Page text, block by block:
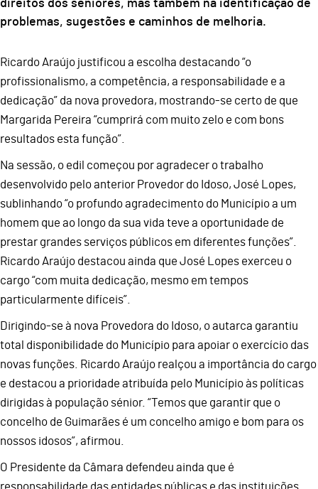
direitos dos seniores, mas também na identificação de
problemas, sugestões e caminhos de melhoria.
Ricardo Araújo justificou a escolha destacando “o
profissionalismo, a competência, a responsabilidade e a
dedicação” da nova provedora, mostrando-se certo de que
Margarida Pereira “cumprirá com muito zelo e com bons
resultados esta função”.
Na sessão, o edil começou por agradecer o trabalho
desenvolvido pelo anterior Provedor do Idoso, José Lopes,
sublinhando “o profundo agradecimento do Município a um
homem que ao longo da sua vida teve a oportunidade de
prestar grandes serviços públicos em diferentes funções”.
Ricardo Araújo destacou ainda que José Lopes exerceu o
cargo “com muita dedicação, mesmo em tempos
particularmente difíceis”.
Dirigindo-se à nova Provedora do Idoso, o autarca garantiu
total disponibilidade do Município para apoiar o exercício das
novas funções. Ricardo Araújo realçou a importância do cargo
e destacou a prioridade atribuída pelo Município às políticas
dirigidas à população sénior. “Temos que garantir que o
concelho de Guimarães é um concelho amigo e bom para os
nossos idosos”, afirmou.
O Presidente da Câmara defendeu ainda que é
responsabilidade das entidades públicas e das instituições